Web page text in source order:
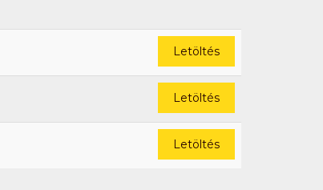
Letöltés
Letöltés
Letöltés